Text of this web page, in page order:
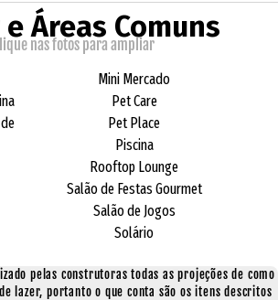
Áreas Comuns
nas fotos para ampliar
Mini Mercado
Pet Care
Pet Place
Piscina
Rooftop Lounge
Salão de Festas Gourmet
Salão de Jogos
Solário
pelas construtoras todas as projeções de como
lazer, portanto o que conta são os itens descritos